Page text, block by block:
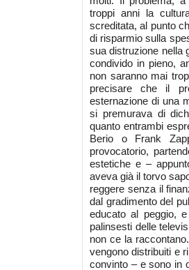
troppi anni la
screditata, al punto
di risparmio sulla
sua distruzione nella
condivido in pieno,
non saranno mai
precisare che il
esternazione di una
si premurava di
quanto entrambi
Berio o Frank
provocatorio,
estetiche e –
aveva già il torvo
reggere senza il
dal gradimento del
educato al peggio,
palinsesti delle
non ce la
vengono distribuiti e
convinto – e sono in